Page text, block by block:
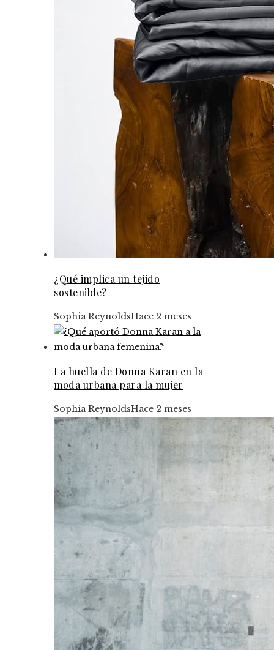
¿Qué implica un tejido
sostenible?
Sophia ReynoldsHace 2 meses
La huella de Donna Karan en la
moda urbana para la mujer
Sophia ReynoldsHace 2 meses